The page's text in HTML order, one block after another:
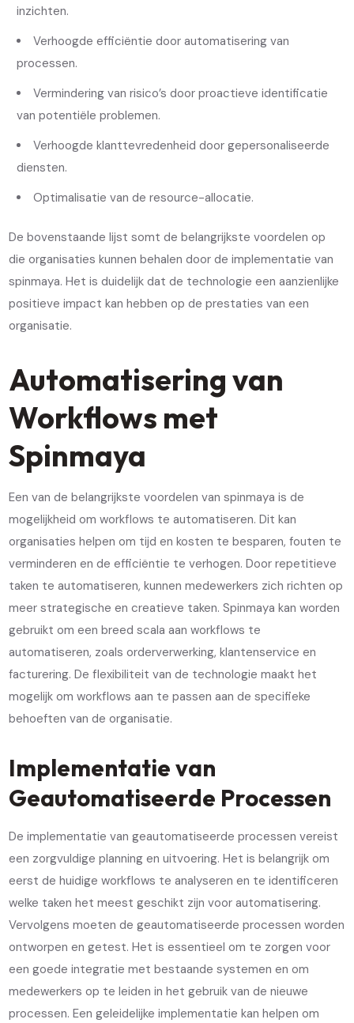
inzichten.
Verhoogde efficiëntie door automatisering van
processen.
Vermindering van risico’s door proactieve identificatie
van potentiële problemen.
Verhoogde klanttevredenheid door gepersonaliseerde
diensten.
Optimalisatie van de resource-allocatie.
De bovenstaande lijst somt de belangrijkste voordelen op
die organisaties kunnen behalen door de implementatie van
spinmaya. Het is duidelijk dat de technologie een aanzienlijke
positieve impact kan hebben op de prestaties van een
organisatie.
Automatisering van
Workflows met
Spinmaya
Een van de belangrijkste voordelen van spinmaya is de
mogelijkheid om workflows te automatiseren. Dit kan
organisaties helpen om tijd en kosten te besparen, fouten te
verminderen en de efficiëntie te verhogen. Door repetitieve
taken te automatiseren, kunnen medewerkers zich richten op
meer strategische en creatieve taken. Spinmaya kan worden
gebruikt om een breed scala aan workflows te
automatiseren, zoals orderverwerking, klantenservice en
facturering. De flexibiliteit van de technologie maakt het
mogelijk om workflows aan te passen aan de specifieke
behoeften van de organisatie.
Implementatie van
Geautomatiseerde Processen
De implementatie van geautomatiseerde processen vereist
een zorgvuldige planning en uitvoering. Het is belangrijk om
eerst de huidige workflows te analyseren en te identificeren
welke taken het meest geschikt zijn voor automatisering.
Vervolgens moeten de geautomatiseerde processen worden
ontworpen en getest. Het is essentieel om te zorgen voor
een goede integratie met bestaande systemen en om
medewerkers op te leiden in het gebruik van de nieuwe
processen. Een geleidelijke implementatie kan helpen om